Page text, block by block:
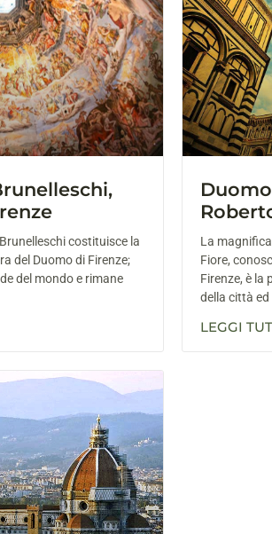
costituisce la
del Duomo di Firenze;
del mondo e rimane
La
Fiore,
Firenze, è la
della città ed
LEGGI